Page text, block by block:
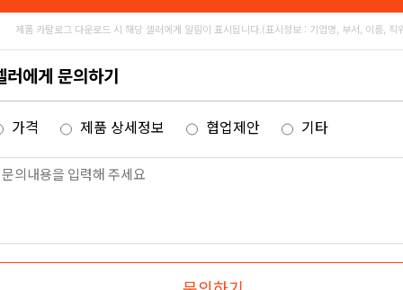
제품 카탈로그 다운로드 시 해당 셀러에게 알림이 표시됩니다.(표시정보 : 기업명, 부서, 이름, 직
러에게 문의하기
가격 제품 상세정보 협업제안 기타